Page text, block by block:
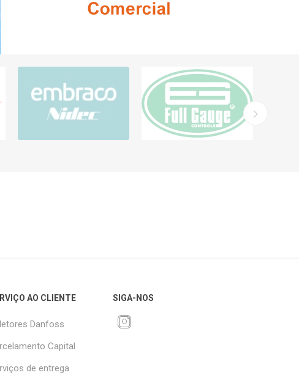
AO CLIENTE
Danfoss
Capital
de entrega
SIGA-NOS